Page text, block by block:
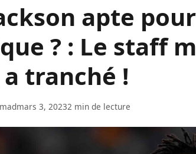
apte
? : Le staff
tranché !
mars 3, 20232 min de lecture